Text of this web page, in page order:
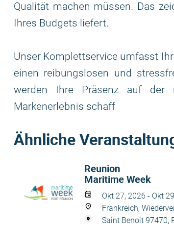
Qualität machen müssen. Das
Ihres Budgets liefert.
Unser Komplettservice umfasst
einen reibungslosen und
werden Ihre Präsenz auf der
Markenerlebnis schaff
Ähnliche
Reunion
Maritime Week
Okt 27, 2026 - Okt
Frankreich,
Saint Benoit 97470,